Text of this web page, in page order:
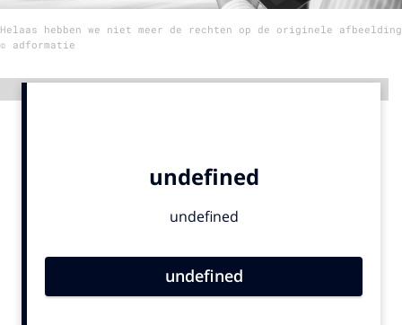
Adverteren
Events
Carriere
Helaas hebben we niet meer de rechten op de originele afbeelding
© adformatie